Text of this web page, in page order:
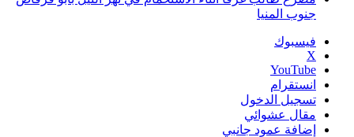
جنوب المنيا
فيسبوك
‫X
‫YouTube
انستقرام
تسجيل الدخول
مقال عشوائي
إضافة عمود جانبي